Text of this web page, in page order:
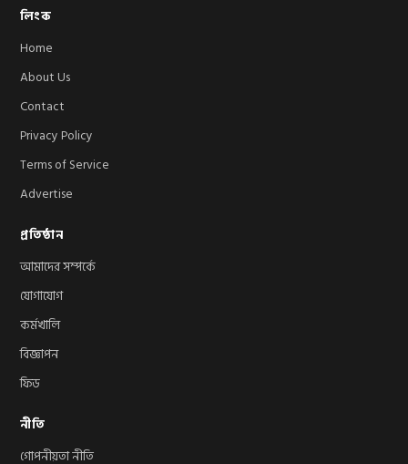
লিংক
Home
About Us
Contact
Privacy Policy
Terms of Service
Advertise
প্রতিষ্ঠান
আমাদের সম্পর্কে
যোগাযোগ
কর্মখালি
বিজ্ঞাপন
ফিড
নীতি
গোপনীয়তা নীতি